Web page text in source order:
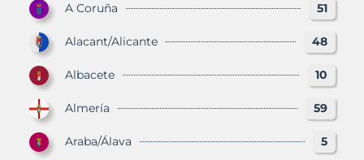
A Coruña 51
Alacant/Alicante 48
Albacete 10
Almería 59
Araba/Álava 5